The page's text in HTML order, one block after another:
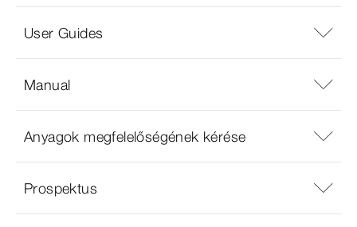
User Guides
Manual
Anyagok megfelelőségének kérése
Prospektus